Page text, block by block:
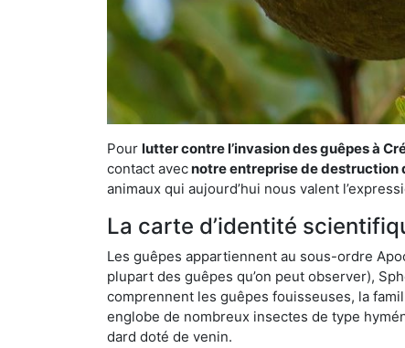
Pour lutter contre l’invasion des guêpes à
contact avecnotre entreprise de destruction
animaux qui aujourd’hui nous valent
La carte d’identité
Les guêpes appartiennent au sous-ordre
plupart des guêpes qu’on peut observer),
comprennent les guêpes fouisseuses, la
englobe de nombreux insectes de type
dard doté de venin.